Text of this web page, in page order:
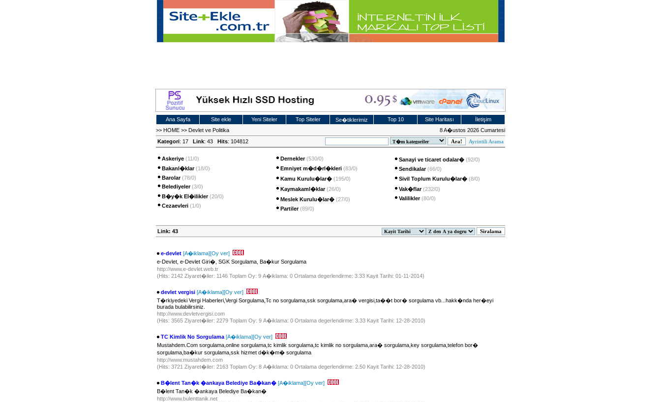
Ana Sayfa Site ekle Yeni Siteler Top Siteler Se�tiklerimiz Top 10 Site Haritası
İletişim
>> HOME >> Devlet ve Politika
8 A�ustos 2026 Cumartesi
Kategori: 17 Link: 43 Hits: 104812 Ayrintili Arama
Askeriye (11/0)
Bakanl�klar (18/0)
Barolar (78/0)
Belediyeler (3/0)
B�y�k El�ilikler (20/0)
Cezaevleri (1/0)
Dernekler (530/0)
Emniyet m�d�rl�kleri (83/0)
Kamu Kurulu�lar� (195/0)
Kaymakaml�klar (26/0)
Meslek Kurulu�lar� (27/0)
Partiler (89/0)
Sanayi ve ticaret odalar� (92/0)
Sendikalar (66/0)
Sivil Toplum Kurulu�lar� (8/0)
Vak�flar (232/0)
Valilikler (80/0)
Link: 43
e-devlet [A�iklama][Oy ver]
e-Devlet, e-Devlet Giri�, SGK Sorgulama, Ba�kur Sorgulama
http://www.e-devlet.web.tr
(Hits: 2142 Ziyaret�iler: 1146 Toplam Oy: 9 A�iklama: 0 Ortalama degerlendirme: 3.33 Kayit Tarihi: 01-11-2014)
devlet vergisi [A�iklama][Oy ver]
T�rkiyedeki Vergi Haberleri,Vergi Sorgulama,Tc no sorgulama,ssk sorgulama,ara� vergisi,ta��t bor� sorgulama vb...hakk�nda her�eyi
burada bulabilirsiniz.
http://www.devletvergisi.com
(Hits: 3565 Ziyaret�iler: 2279 Toplam Oy: 9 A�iklama: 0 Ortalama degerlendirme: 3.33 Kayit Tarihi: 12-28-2010)
TC Kimlik No Sorgulama [A�iklama][Oy ver]
Mustahdem.Com sorgulama,online sorgulama,tc kimlik sorgulama,tc kimlik no sorgulama,ara� sorgulama,key sorgulama,telefon bor�
sorgulama,ba�kur sorgulama,ssk hizmet d�k�m� sorgulama
http://www.mustahdem.com
(Hits: 3721 Ziyaret�iler: 2163 Toplam Oy: 8 A�iklama: 0 Ortalama degerlendirme: 2.50 Kayit Tarihi: 12-28-2010)
B�lent Tan�k �ankaya Belediye Ba�kan� [A�iklama][Oy ver]
B�lent Tan�k �ankaya Belediye Ba�kan�
http://www.bulenttanik.net